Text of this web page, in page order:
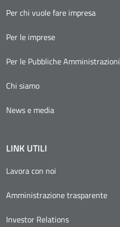
Per chi vuole fare impresa
Per le imprese
Per le Pubbliche Amministrazioni
Chi siamo
News e media
LINK UTILI
Lavora con noi
Amministrazione trasparente
Investor Relations